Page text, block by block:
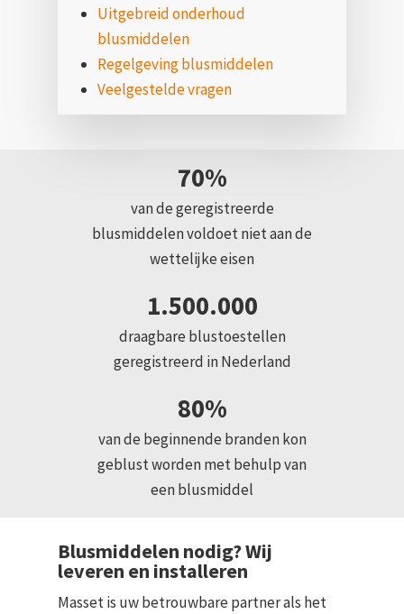
Uitgebreid onderhoud
blusmiddelen
Regelgeving blusmiddelen
Veelgestelde vragen
70%
van de geregistreerde
blusmiddelen voldoet niet aan de
wettelijke eisen
1.500.000
draagbare blustoestellen
geregistreerd in Nederland
80%
van de beginnende branden kon
geblust worden met behulp van
een blusmiddel
Blusmiddelen nodig? Wij
leveren en installeren
Masset is uw betrouwbare partner als het